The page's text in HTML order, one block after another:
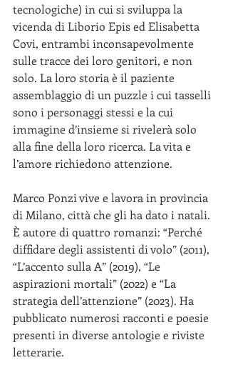
tecnologiche) in cui si sviluppa la
vicenda di Liborio Epis ed Elisabetta
Covi, entrambi inconsapevolmente
sulle tracce dei loro genitori, e non
solo. La loro storia è il paziente
assemblaggio di un puzzle i cui tasselli
sono i personaggi stessi e la cui
immagine d’insieme si rivelerà solo
alla fine della loro ricerca. La vita e
l’amore richiedono attenzione.
Marco Ponzi vive e lavora in provincia
di Milano, città che gli ha dato i natali.
È autore di quattro romanzi: “Perché
diffidare degli assistenti di volo” (2011),
“L’accento sulla A” (2019), “Le
aspirazioni mortali” (2022) e “La
strategia dell’attenzione” (2023). Ha
pubblicato numerosi racconti e poesie
presenti in diverse antologie e riviste
letterarie.